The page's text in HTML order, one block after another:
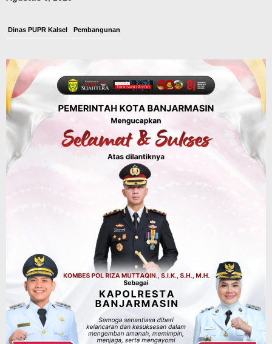
Dinas PUPR Kalsel Pembangunan
Pemerintah Janji Tingkatkan Fasilitas
Keselamatan Jalan Alternatif
Banjarbaru–Batulicin
Agustus 6, 2026
Dinas Kehutanan Kalsel
Tahura Sultan Adam Sempat Alami
Kebakaran Lahan, Api Berhasil
Dipadamkan, Kadishut Kalsel
Memimpin Langsung Aksi di Lapangan
Advertorial Pemkab Balangan
Silaturahmi ke DPRD Balangan, Kapolres
AKBP Arif Mansyur Perkuat Koordinasi
Keamanan Daerah
Agustus 6, 2026